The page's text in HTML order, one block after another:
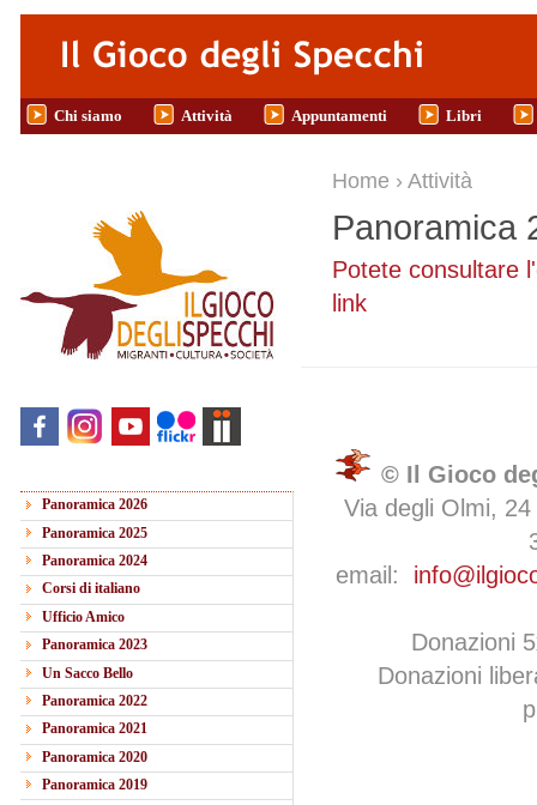
Salta al contenuto principale
Chi siamo Attività Appuntamenti Libri
Panoramica 2026
Panoramica 2025
Panoramica 2024
Corsi di italiano
Ufficio Amico
Panoramica 2023
Un Sacco Bello
Panoramica 2022
Panoramica 2021
Panoramica 2020
Panoramica 2019
Tu sei qui
Home › Attività
Panoramica
Potete consultare
link
© Il Gioco
Via degli Olmi,
email:
Donazioni
Donazioni